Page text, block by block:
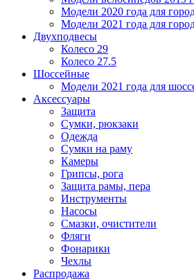
Модели 2020 года для
Модели 2021 года для
Двухподвесы
Колесо 29
Колесо 27.5
Шоссейные
Модели 2021 года для
Аксессуары
Защита
Сумки, рюкзаки
Одежда
Сумки на раму
Камеры
Грипсы, рога
Защита рамы, пера
Инструменты
Насосы
Смазки, очистители
Фляги
Фонарики
Чехлы
Распродажа